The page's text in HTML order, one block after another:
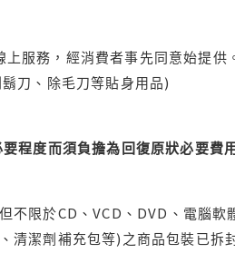
服務，經消費者事先同意始提供
刀、除毛刀等貼身用品)
程度而須負擔為回復原狀必要
限於CD、VCD、DVD、電腦
潔劑補充包等)之商品包裝已拆